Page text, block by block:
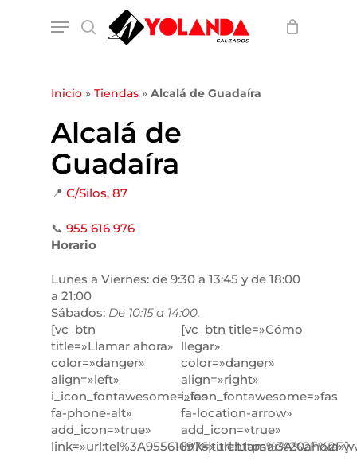
search
Menu
Inicio » Tiendas » Alcalá de Guadaíra
Alcalá de
Guadaíra
📍C/Silos, 87
📞955 616 976
Horario
Lunes a Viernes: de 9:30 a 13:45 y de 18:00
a 21:00
Sábados: De 10:15 a 14:00.
[vc_btn
title=»Llamar ahora»
color=»danger»
align=»left»
i_icon_fontawesome=»fas
fa-phone-alt»
add_icon=»true»
link=»url:tel%3A955616976|title:Llamar%20ahora»]
[vc_btn title=»Cómo
llegar»
color=»danger»
align=»right»
i_icon_fontawesome=»fas
fa-location-arrow»
add_icon=»true»